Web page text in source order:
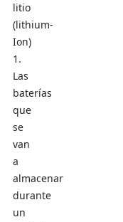
litio
(lithium-
Ion)
1.
Las
baterías
que
se
van
a
almacenar
durante
un